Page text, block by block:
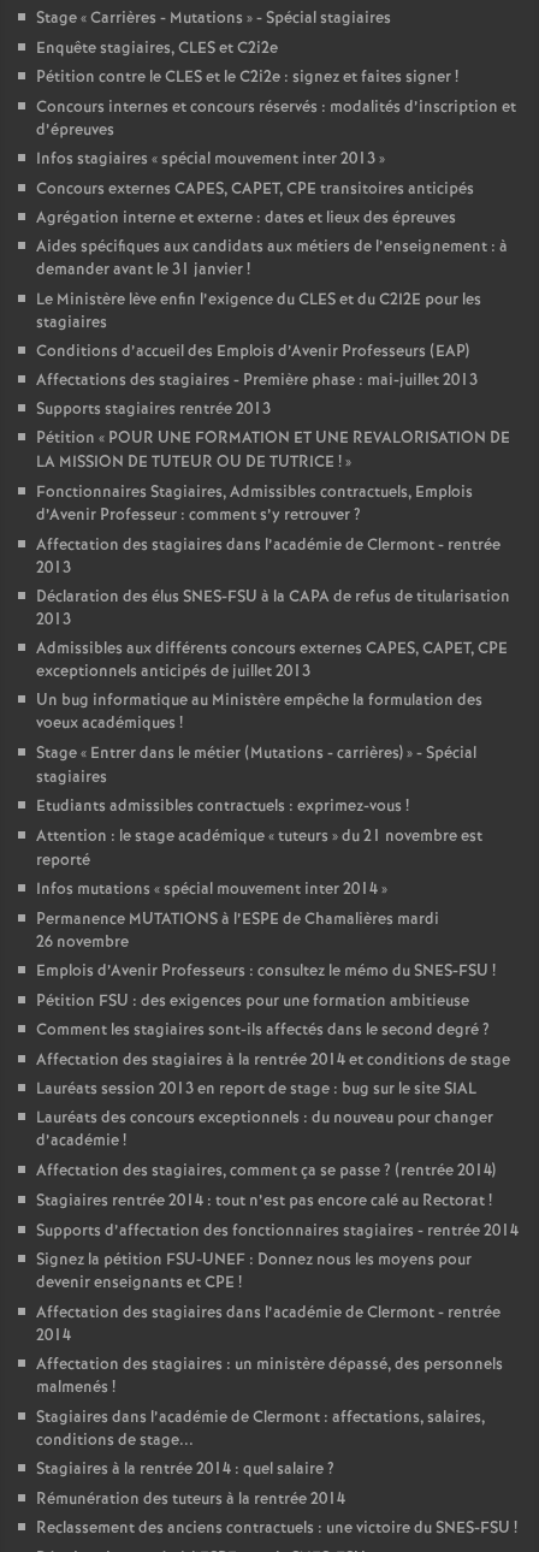
Stage «Carrières - Mutations » - Spécial stagiaires
Enquête stagiaires, CLES et C2i2e
Pétition contre le CLES et le C2i2e : signez et faites signer!
Concours internes et concours réservés : modalités d’inscription et
d’épreuves
Infos stagiaires «spécial mouvement inter 2013»
Concours externes CAPES, CAPET, CPE transitoires anticipés
Agrégation interne et externe : dates et lieux des épreuves
Aides spécifiques aux candidats aux métiers de l’enseignement : à
demander avant le 31 janvier!
Le Ministère lève enfin l’exigence du CLES et du C2I2E pour les
stagiaires
Conditions d’accueil des Emplois d’Avenir Professeurs (EAP)
Affectations des stagiaires - Première phase : mai-juillet 2013
Supports stagiaires rentrée 2013
Pétition « POUR UNE FORMATION ET UNE REVALORISATION DE
LA MISSION DE TUTEUR OU DE TUTRICE !»
Fonctionnaires Stagiaires, Admissibles contractuels, Emplois
d’Avenir Professeur : comment s’y retrouver?
Affectation des stagiaires dans l’académie de Clermont - rentrée
2013
Déclaration des élus SNES-FSU à la CAPA de refus de titularisation
2013
Admissibles aux différents concours externes CAPES, CAPET, CPE
exceptionnels anticipés de juillet 2013
Un bug informatique au Ministère empêche la formulation des
voeux académiques !
Stage « Entrer dans le métier (Mutations - carrières)» - Spécial
stagiaires
Etudiants admissibles contractuels : exprimez-vous !
Attention : le stage académique «tuteurs » du 21 novembre est
reporté
Infos mutations «spécial mouvement inter 2014»
Permanence MUTATIONS à l’ESPE de Chamalières mardi
26 novembre
Emplois d’Avenir Professeurs : consultez le mémo du SNES-FSU !
Pétition FSU : des exigences pour une formation ambitieuse
Comment les stagiaires sont-ils affectés dans le second degré?
Affectation des stagiaires à la rentrée 2014 et conditions de stage
Lauréats session 2013 en report de stage : bug sur le site SIAL
Lauréats des concours exceptionnels : du nouveau pour changer
d’académie!
Affectation des stagiaires, comment ça se passe? (rentrée 2014)
Stagiaires rentrée 2014 : tout n’est pas encore calé au Rectorat!
Supports d’affectation des fonctionnaires stagiaires - rentrée 2014
Signez la pétition FSU-UNEF : Donnez nous les moyens pour
devenir enseignants et CPE !
Affectation des stagiaires dans l’académie de Clermont - rentrée
2014
Affectation des stagiaires : un ministère dépassé, des personnels
malmenés !
Stagiaires dans l’académie de Clermont : affectations, salaires,
conditions de stage...
Stagiaires à la rentrée 2014 : quel salaire?
Rémunération des tuteurs à la rentrée 2014
Reclassement des anciens contractuels : une victoire du SNES-FSU !